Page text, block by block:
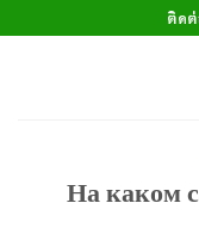
to
ติดต่
На каком